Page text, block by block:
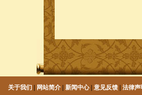
关于我们 网站简介 新闻中心| 意见反馈 法律声